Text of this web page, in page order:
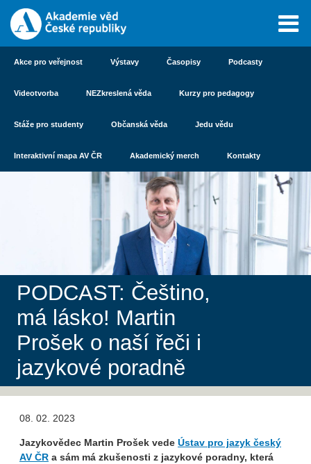
Akce pro veřejnost Výstavy Časopisy Podcasty
Videotvorba NEZkreslená věda Kurzy pro pedagogy
Stáže pro studenty Občanská věda Jedu vědu
Interaktivní mapa AV ČR Akademický merch Kontakty
PODCAST: Češtino,
má lásko! Martin
Prošek o naší řeči i
jazykové poradně
08. 02. 2023
Jazykovědec Martin Prošek vede Ústav pro jazyk český
AV ČR a sám má zkušenosti z jazykové poradny, která